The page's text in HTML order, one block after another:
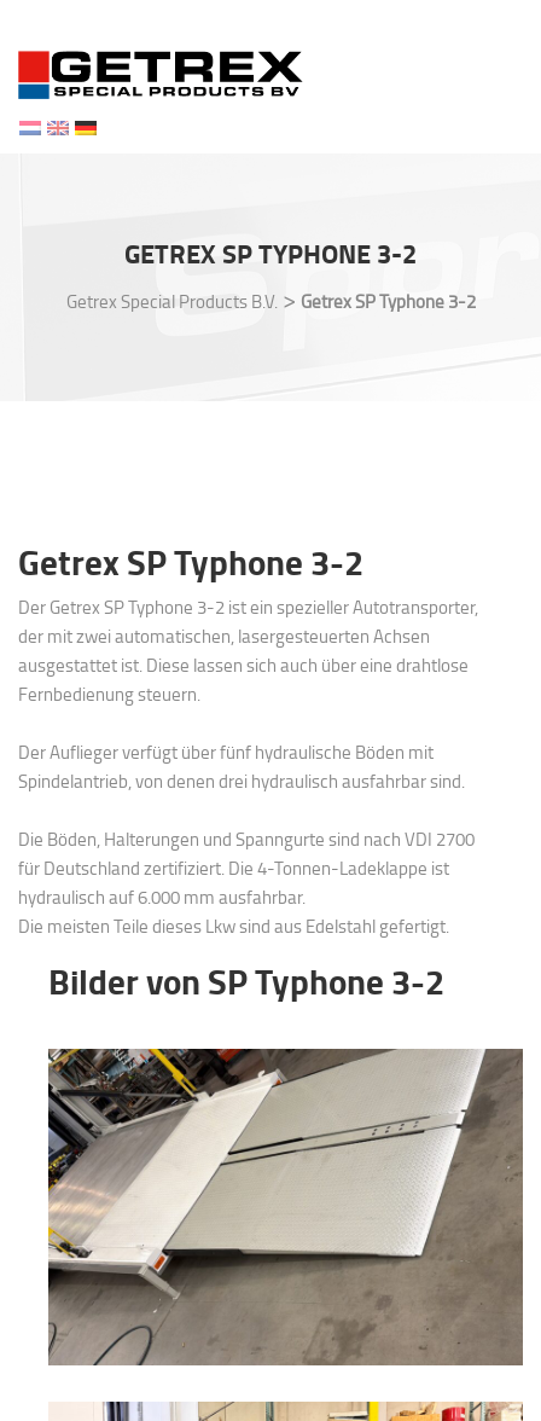
GETREX SP TYPHONE 3-2
Getrex Special Products B.V.> Getrex SP Typhone 3-2
Getrex SP Typhone 3-2
Der Getrex SP Typhone 3-2 ist ein spezieller Autotransporter,
der mit zwei automatischen, lasergesteuerten Achsen
ausgestattet ist. Diese lassen sich auch über eine drahtlose
Fernbedienung steuern.
Der Auflieger verfügt über fünf hydraulische Böden mit
Spindelantrieb, von denen drei hydraulisch ausfahrbar sind.
Die Böden, Halterungen und Spanngurte sind nach VDI 2700
für Deutschland zertifiziert. Die 4-Tonnen-Ladeklappe ist
hydraulisch auf 6.000 mm ausfahrbar.
Die meisten Teile dieses Lkw sind aus Edelstahl gefertigt.
Bilder von SP Typhone 3-2